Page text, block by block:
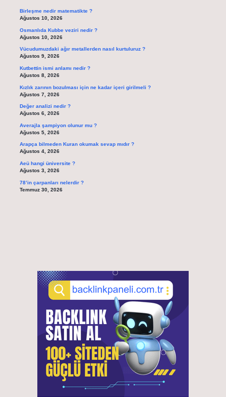
Birleşme nedir matematikte ?
Ağustos 10, 2026
Osmanlıda Kubbe veziri nedir ?
Ağustos 10, 2026
Vücudumuzdaki ağır metallerden nasıl kurtuluruz ?
Ağustos 9, 2026
Kutbettin ismi anlamı nedir ?
Ağustos 8, 2026
Kızlık zarının bozulması için ne kadar içeri girilmeli ?
Ağustos 7, 2026
Değer analizi nedir ?
Ağustos 6, 2026
Averajla şampiyon olunur mu ?
Ağustos 5, 2026
Arapça bilmeden Kuran okumak sevap mıdır ?
Ağustos 4, 2026
Aeü hangi üniversite ?
Ağustos 3, 2026
78’in çarpanları nelerdir ?
Temmuz 30, 2026